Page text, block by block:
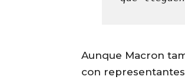
Aunque Macron
con